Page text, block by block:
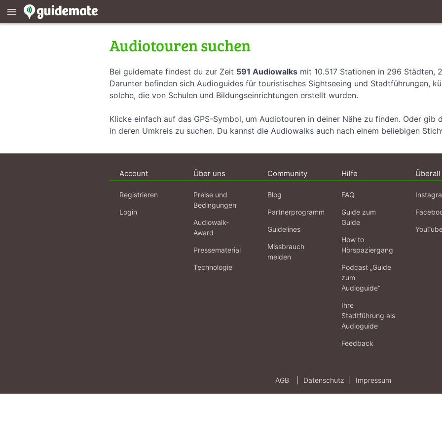
menu
Audiotouren suchen
Bei guidemate findest du zur Zeit 591 Audiowalks mit 10.517 Stationen in 296 Städten,
Darunter befinden sich Audioguides für touristisches Sightseeing und Stadtführungen,
solche, die von Schulen und Bildungseinrichtungen erstellt wurden.
Klicke einfach auf das GPS-Symbol, um Audiotouren in deiner Nähe zu finden. Oder gib
in deren Umkreis zu suchen. Du kannst die Audiowalks auch nach einem beliebigen
Account
Registrieren
Login
Über uns
Preise und
Bedingungen
Audiowalk-
Award
Pressematerial
Technologie
Community
Blog
Partnerprogramm
Guidelines
Missbrauch
melden
Hilfe
FAQ
Guide zum
Guide
How to
Hörspaziergang
Podcast „Guide
zum
Audioguide“
Ihre
Stadtführung als
Audioguide
Feedback
Überall
AGB Datenschutz Impressum